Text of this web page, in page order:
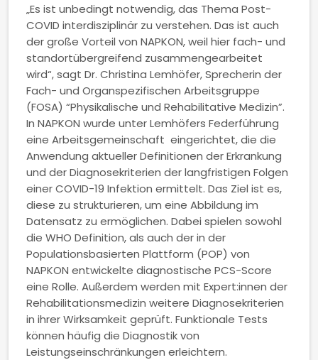
„Es ist unbedingt notwendig, das Thema Post-
COVID interdisziplinär zu verstehen. Das ist auch
der große Vorteil von NAPKON, weil hier fach- und
standortübergreifend zusammengearbeitet
wird“, sagt Dr. Christina Lemhöfer, Sprecherin der
Fach- und Organspezifischen Arbeitsgruppe
(FOSA) “Physikalische und Rehabilitative Medizin”.
In NAPKON wurde unter Lemhöfers Federführung
eine Arbeitsgemeinschaft eingerichtet, die die
Anwendung aktueller Definitionen der Erkrankung
und der Diagnosekriterien der langfristigen Folgen
einer COVID-19 Infektion ermittelt. Das Ziel ist es,
diese zu strukturieren, um eine Abbildung im
Datensatz zu ermöglichen. Dabei spielen sowohl
die WHO Definition, als auch der in der
Populationsbasierten Plattform (POP) von
NAPKON entwickelte diagnostische PCS-Score
eine Rolle. Außerdem werden mit Expert:innen der
Rehabilitationsmedizin weitere Diagnosekriterien
in ihrer Wirksamkeit geprüft. Funktionale Tests
können häufig die Diagnostik von
Leistungseinschränkungen erleichtern.